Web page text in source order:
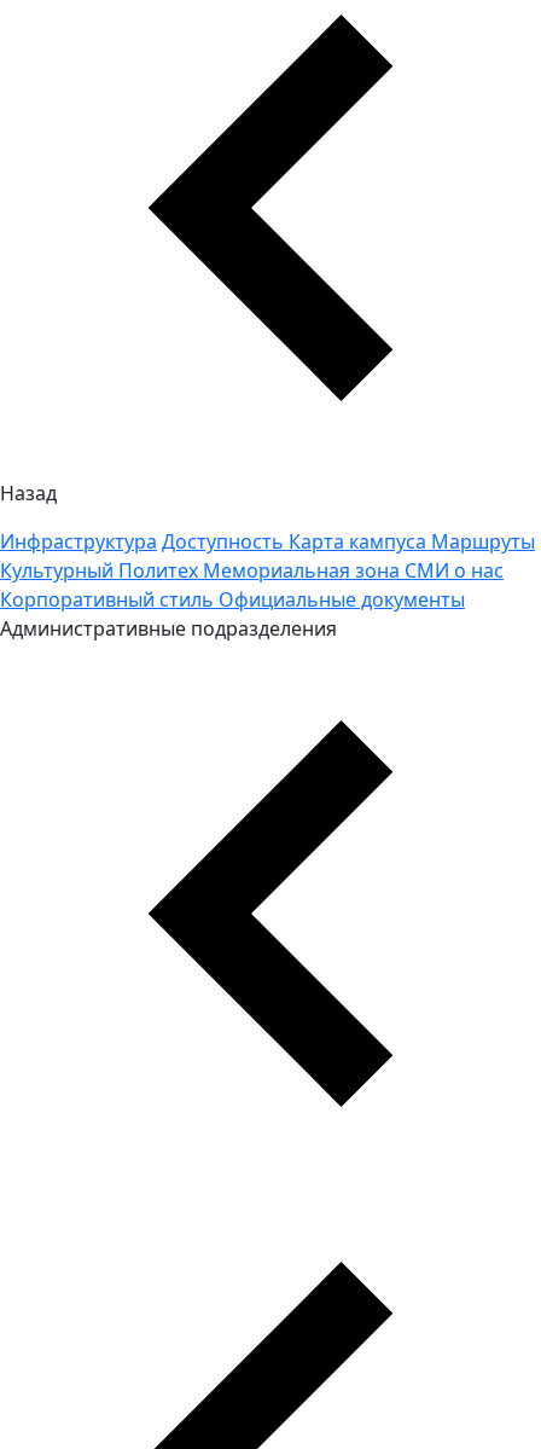
Назад
Инфраструктура Доступность Карта кампуса Маршруты
Культурный Политех Мемориальная зона СМИ о нас
Корпоративный стиль Официальные документы
Административные подразделения